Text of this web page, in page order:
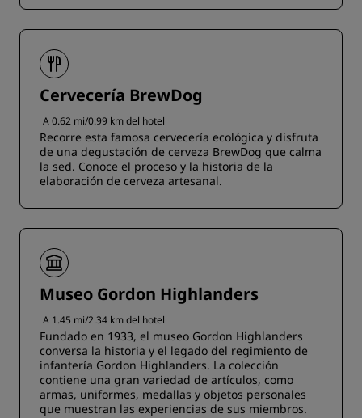
Cervecería BrewDog
A 0.62 mi/0.99 km del hotel
Recorre esta famosa cervecería ecológica y disfruta
de una degustación de cerveza BrewDog que calma
la sed. Conoce el proceso y la historia de la
elaboración de cerveza artesanal.
Museo Gordon Highlanders
A 1.45 mi/2.34 km del hotel
Fundado en 1933, el museo Gordon Highlanders
conversa la historia y el legado del regimiento de
infantería Gordon Highlanders. La colección
contiene una gran variedad de artículos, como
armas, uniformes, medallas y objetos personales
que muestran las experiencias de sus miembros.